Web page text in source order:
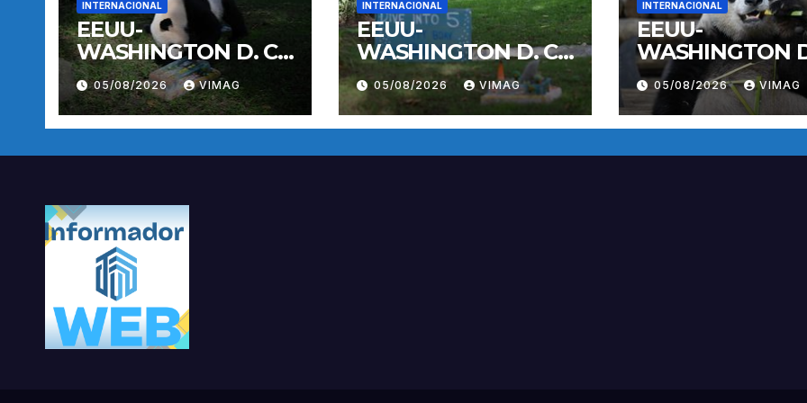
INTERNACIONAL
EEUU-
WASHINGTON D. C.-
PANDA GIGANTE
BAO LI-
CUMPLEAÑOS
05/08/2026 VIMAG
INTERNACIONAL
EEUU-
WASHINGTON D. C.-
PANDA GIGANTE
BAO LI-
CUMPLEAÑOS
05/08/2026 VIMAG
INTERNACIONAL
EEUU-
WASHINGTON
PANDA GIGANTE
BAO LI-
CUMPLEAÑOS
05/08/2026 VIMAG